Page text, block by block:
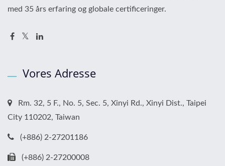
med 35 års erfaring og globale certificeringer.
Vores Adresse
Rm. 32, 5 F., No. 5, Sec. 5, Xinyi Rd., Xinyi Dist., Taipei
City 110202, Taiwan
(+886) 2-27201186
(+886) 2-27200008